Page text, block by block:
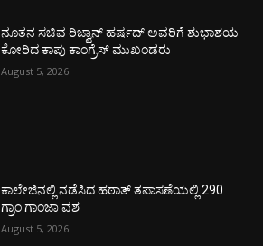
ನೂತನ ಸಚಿವ ರಿಜ್ವಾನ್ ಹರ್ಷದ್ ಅವರಿಗೆ ಶುಭಾಶಯ
ಕೋರಿದ ಕಾಪು ಕಾಂಗ್ರೆಸ್ ಮುಖಂಡರು
August 5, 2026
ಕಾಲೇಜಿನಲ್ಲಿ ನಡೆಸಿದ ಹಠಾತ್ ತಪಾಸಣೆಯಲ್ಲಿ 290
ಗ್ರಾಂ ಗಾಂಜಾ ವಶ
August 5, 2026